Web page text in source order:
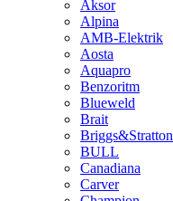
Aksor
Alpina
AMB-Elektrik
Aosta
Aquapro
Benzoritm
Blueweld
Brait
Briggs&Stratton
BULL
Canadiana
Carver